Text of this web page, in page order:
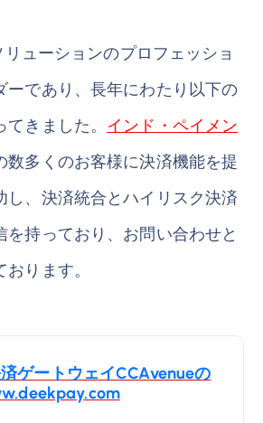
ューションのプロフェッショ
ーであり、長年にわたり以下の
きました。 インド・ペイメン
数多くのお客様に決済機能を提
し、決済統合とハイリスク決済
を持っており、お問い合わせと
ります。
ゲートウェイCCAvenueの